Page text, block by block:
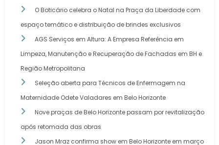
O Boticário celebra o Natal na Praça da Liberdade com
espaço temático e distribuição de brindes exclusivos
AGS Serviços em Altura: A Empresa Referência em
Limpeza, Manutenção e Recuperação de Fachadas em BH e
Região Metropolitana
Seleção aberta para Técnicos de Enfermagem na
Maternidade Odete Valadares em Belo Horizonte
Nove praças de Belo Horizonte passam por revitalização
após retomada das obras
Jason Mraz confirma show em Belo Horizonte em março